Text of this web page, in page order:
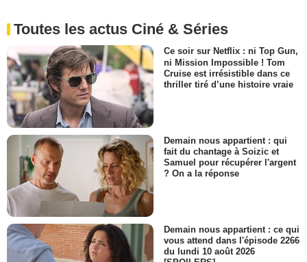
Toutes les actus Ciné & Séries
Ce soir sur Netflix : ni Top Gun,
ni Mission Impossible ! Tom
Cruise est irrésistible dans ce
thriller tiré d’une histoire vraie
Demain nous appartient : qui
fait du chantage à Soizic et
Samuel pour récupérer l'argent
? On a la réponse
Demain nous appartient : ce qui
vous attend dans l'épisode 2266
du lundi 10 août 2026